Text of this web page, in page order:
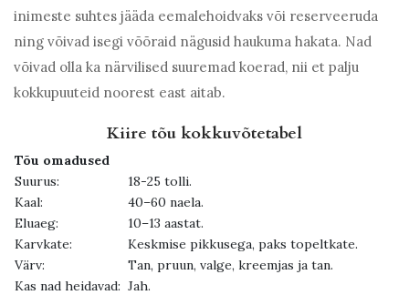
inimeste suhtes jääda eemalehoidvaks või reserveeruda
ning võivad isegi võõraid nägusid haukuma hakata. Nad
võivad olla ka närvilised suuremad koerad, nii et palju
kokkupuuteid noorest east aitab.
Kiire tõu kokkuvõtetabel
Tõu omadused
Suurus:
18-25 tolli.
Kaal:
40–60 naela.
Eluaeg:
10–13 aastat.
Karvkate:
Keskmise pikkusega, paks topeltkate.
Värv:
Tan, pruun, valge, kreemjas ja tan.
Kas nad heidavad: Jah.